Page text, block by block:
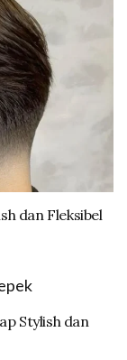
dan Fleksibel
Stylish dan